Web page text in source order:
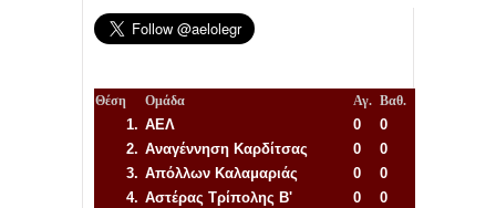
Θέση Ομάδα Αγ. Βαθ.
1. ΑΕΛ 0
0
2. Αναγέννηση Καρδίτσας 0
0
3. Απόλλων Καλαμαριάς 0
0
4. Αστέρας Τρίπολης Β' 0
0